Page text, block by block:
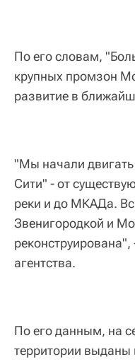
По его словам,
крупных промзон
развитие в
"Мы начали
Сити" - от
реки и до МКАДа.
Звенигородкой и
реконструирована",
агентства.
По его данным, на
территории выданы